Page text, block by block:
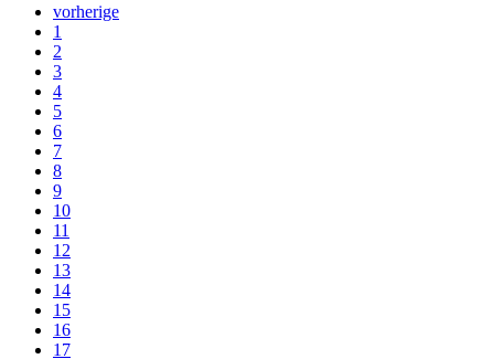
vorherige
1
2
3
4
5
6
7
8
9
10
11
12
13
14
15
16
17